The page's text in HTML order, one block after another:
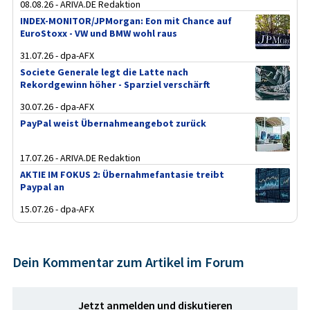
08.08.26 - ARIVA.DE Redaktion
INDEX-MONITOR/JPMorgan: Eon mit Chance auf
EuroStoxx - VW und BMW wohl raus
31.07.26 - dpa-AFX
Societe Generale legt die Latte nach
Rekordgewinn höher - Sparziel verschärft
30.07.26 - dpa-AFX
PayPal weist Übernahmeangebot zurück
17.07.26 - ARIVA.DE Redaktion
AKTIE IM FOKUS 2: Übernahmefantasie treibt
Paypal an
15.07.26 - dpa-AFX
Dein Kommentar zum Artikel im Forum
Jetzt anmelden und diskutieren